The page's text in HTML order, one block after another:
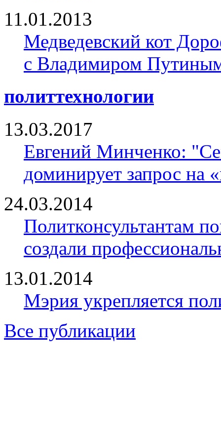
11.01.2013
Медведевский кот
с Владимиром
политтехнологии
13.03.2017
Евгений Минченко:
доминирует запрос на
24.03.2014
Политконсультантам
создали
13.01.2014
Мэрия укрепляется
Все публикации